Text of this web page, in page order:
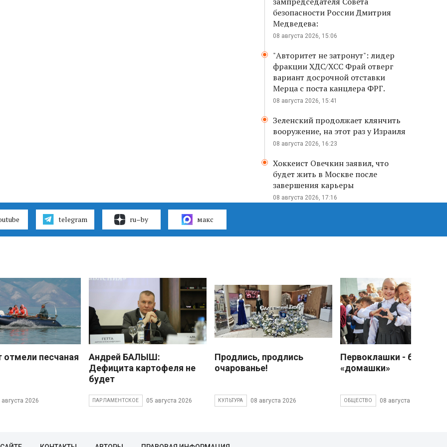
безопасности России Дмитрия
Медведева:
08 августа 2026, 15:06
"Авторитет не затронут": лидер
фракции ХДС/ХСС Фрай отверг
вариант досрочной отставки
Мерца с поста канцлера ФРГ.
08 августа 2026, 15:41
Зеленский продолжает клянчить
вооружение, на этот раз у Израиля
08 августа 2026, 16:23
Хоккеист Овечкин заявил, что
будет жить в Москве после
завершения карьеры
08 августа 2026, 17:16
telegram ru–by макс
песчаная
августа 2026
Андрей БАЛЫШ:
Дефицита картофеля не
будет
ПАРЛАМЕНТСКОЕ 05 августа 2026
Продлись, продлись
очарованье!
КУЛЬТУРА 08 августа 2026
Первоклашки - без
«домашки»
ОБЩЕСТВО 08 августа 2026